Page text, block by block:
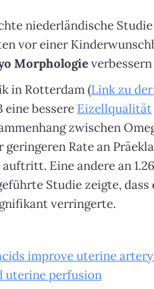
niederländische Studie
vor einer
Morphologie
in Rotterdam (Link zu
bessere Eizellqualität
zwischen
Rate an
Eine andere an
Studie zeigte, dass
verringerte.
improve uterine
uterine perfusion